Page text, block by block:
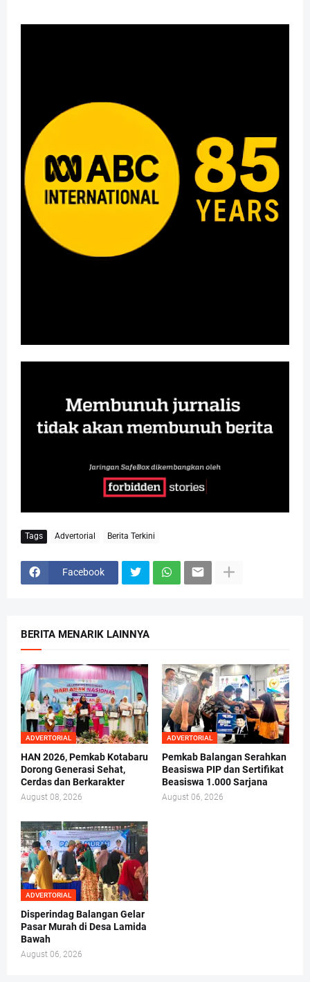
Tags Advertorial Berita Terkini
Facebook
BERITA MENARIK LAINNYA
ADVERTORIAL
HAN 2026, Pemkab Kotabaru
Dorong Generasi Sehat,
Cerdas dan Berkarakter
August 08, 2026
ADVERTORIAL
Pemkab Balangan Serahkan
Beasiswa PIP dan Sertifikat
Beasiswa 1.000 Sarjana
August 06, 2026
ADVERTORIAL
Disperindag Balangan Gelar
Pasar Murah di Desa Lamida
Bawah
August 06, 2026